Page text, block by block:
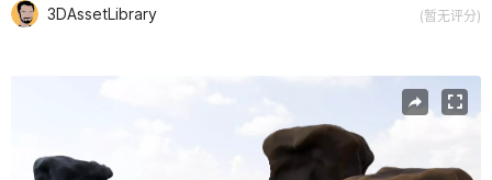
3DAssetLibrary (暂无评分)